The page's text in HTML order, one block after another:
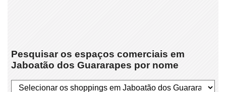
Pesquisar os espaços comerciais em
Jaboatão dos Guararapes por nome